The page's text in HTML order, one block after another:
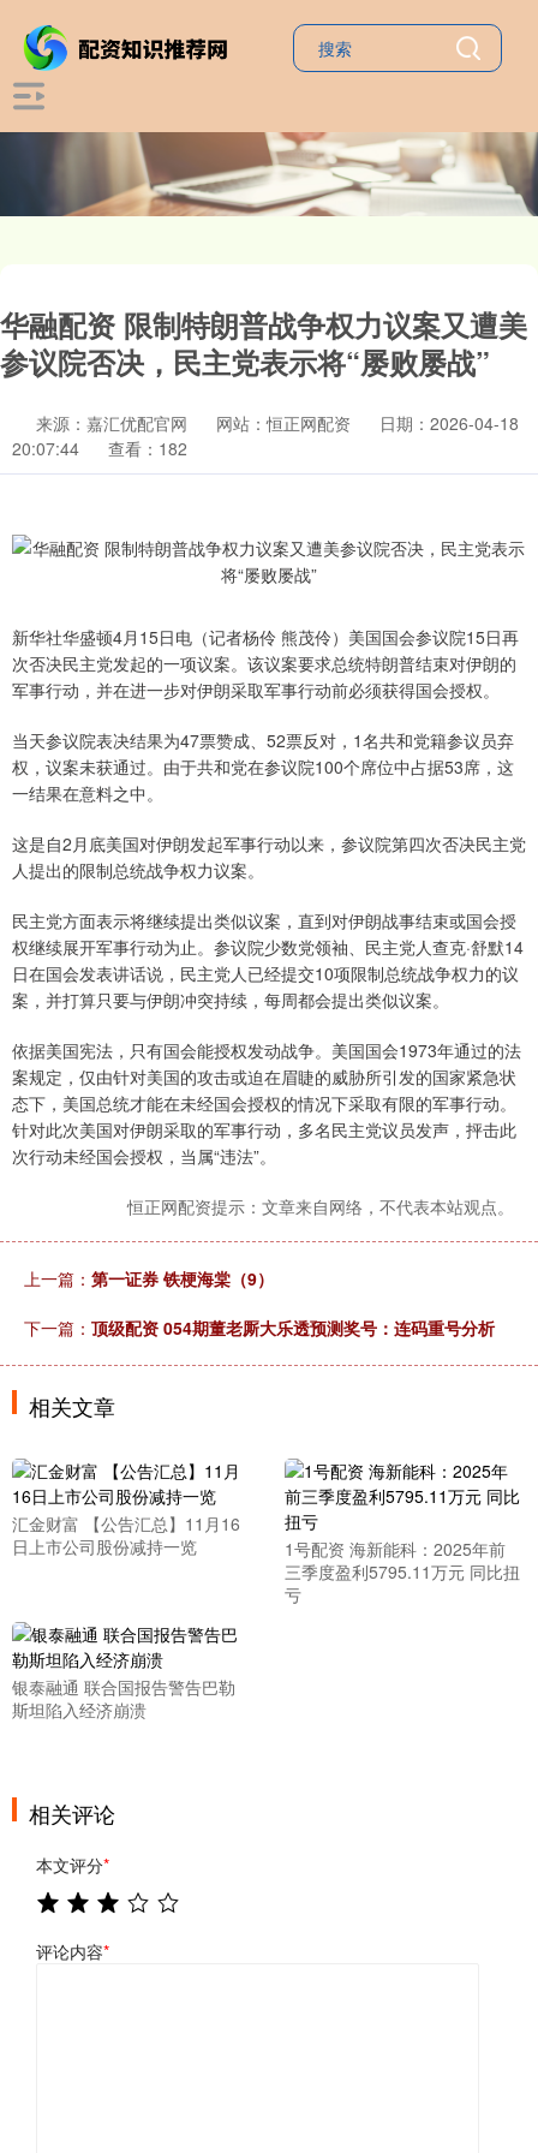
华融配资 限制特朗普战争权力议案又遭美
参议院否决，民主党表示将“屡败屡战”
来源：嘉汇优配官网 网站：恒正网配资
日期：2026-04-18
20:07:44
查看：182
新华社华盛顿4月15日电（记者杨伶 熊茂伶）美国国会参议院15日再
次否决民主党发起的一项议案。该议案要求总统特朗普结束对伊朗的
军事行动，并在进一步对伊朗采取军事行动前必须获得国会授权。
当天参议院表决结果为47票赞成、52票反对，1名共和党籍参议员弃
权，议案未获通过。由于共和党在参议院100个席位中占据53席，这
一结果在意料之中。
这是自2月底美国对伊朗发起军事行动以来，参议院第四次否决民主党
人提出的限制总统战争权力议案。
民主党方面表示将继续提出类似议案，直到对伊朗战事结束或国会授
权继续展开军事行动为止。参议院少数党领袖、民主党人查克·舒默14
日在国会发表讲话说，民主党人已经提交10项限制总统战争权力的议
案，并打算只要与伊朗冲突持续，每周都会提出类似议案。
依据美国宪法，只有国会能授权发动战争。美国国会1973年通过的法
案规定，仅由针对美国的攻击或迫在眉睫的威胁所引发的国家紧急状
态下，美国总统才能在未经国会授权的情况下采取有限的军事行动。
针对此次美国对伊朗采取的军事行动，多名民主党议员发声，抨击此
次行动未经国会授权，当属“违法”。
恒正网配资提示：文章来自网络，不代表本站观点。
上一篇： 第一证券 铁梗海棠（9）
下一篇： 顶级配资 054期董老厮大乐透预测奖号：连码重号分析
相关文章
汇金财富 【公告汇总】11月16
日上市公司股份减持一览
1号配资 海新能科：2025年前
三季度盈利5795.11万元 同比扭
亏
银泰融通 联合国报告警告巴勒
斯坦陷入经济崩溃
相关评论
本文评分*
评论内容*